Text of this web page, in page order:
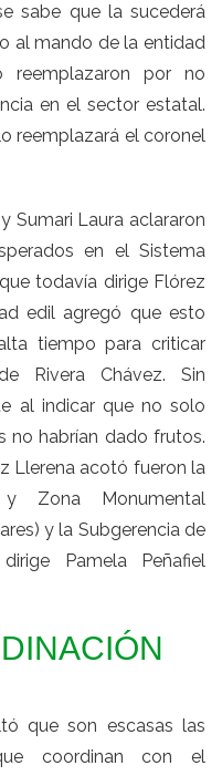
sabe que la sucederá
al mando de la entidad
reemplazaron por no
en el sector estatal.
reemplazará el coronel
Sumari Laura aclararon
en el Sistema
todavía dirige Flórez
edil agregó que esto
tiempo para criticar
Rivera Chávez. Sin
al indicar que no solo
no habrían dado frutos.
Llerena acotó fueron la
Zona Monumental
y la Subgerencia de
Pamela Peñafiel
que son escasas las
coordinan con el